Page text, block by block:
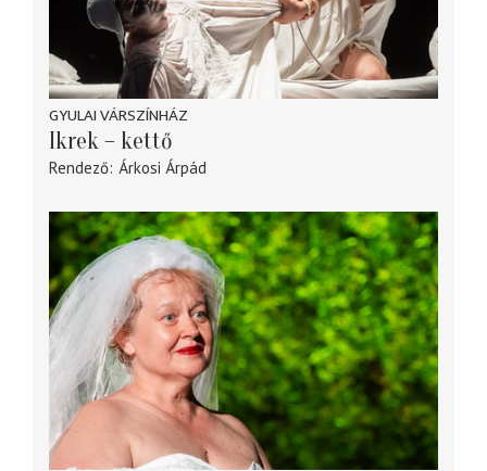
GYULAI VÁRSZÍNHÁZ
Ikrek – kettő
Rendező Árkosi Árpád